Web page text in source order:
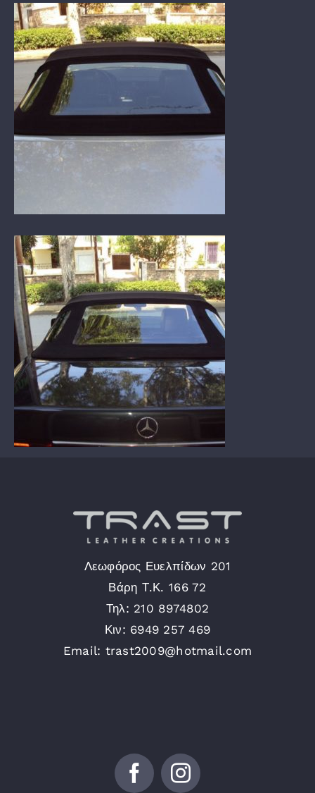
Λεωφόρος Ευελπίδων 201
Βάρη Τ.Κ. 166 72
Τηλ: 210 8974802
Κιν: 6949 257 469
Email: trast2009@hotmail.com